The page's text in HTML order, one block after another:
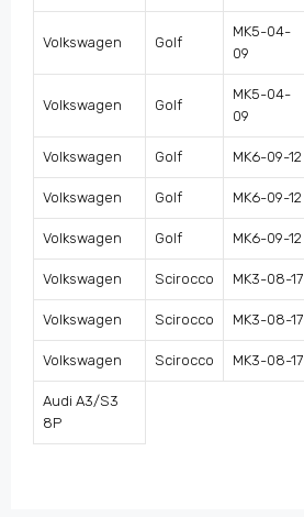
Volkswagen Golf
MK5-04-
09
Volkswagen Golf
MK5-04-
09
Volkswagen Golf MK6-09-12
Volkswagen Golf MK6-09-12
Volkswagen Golf MK6-09-12
Volkswagen Scirocco MK3-08-17
Volkswagen Scirocco MK3-08-17
Volkswagen Scirocco MK3-08-17
Audi A3/S3
8P